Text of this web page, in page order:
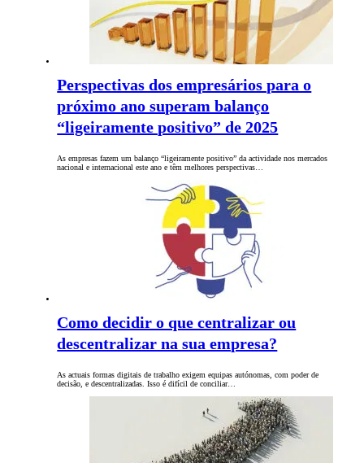
Perspectivas dos empresários para o
próximo ano superam balanço
“ligeiramente positivo” de 2025
As empresas fazem um balanço “ligeiramente positivo” da actividade nos mercados
nacional e internacional este ano e têm melhores perspectivas…
Como decidir o que centralizar ou
descentralizar na sua empresa?
As actuais formas digitais de trabalho exigem equipas autónomas, com poder de
decisão, e descentralizadas. Isso é difícil de conciliar…